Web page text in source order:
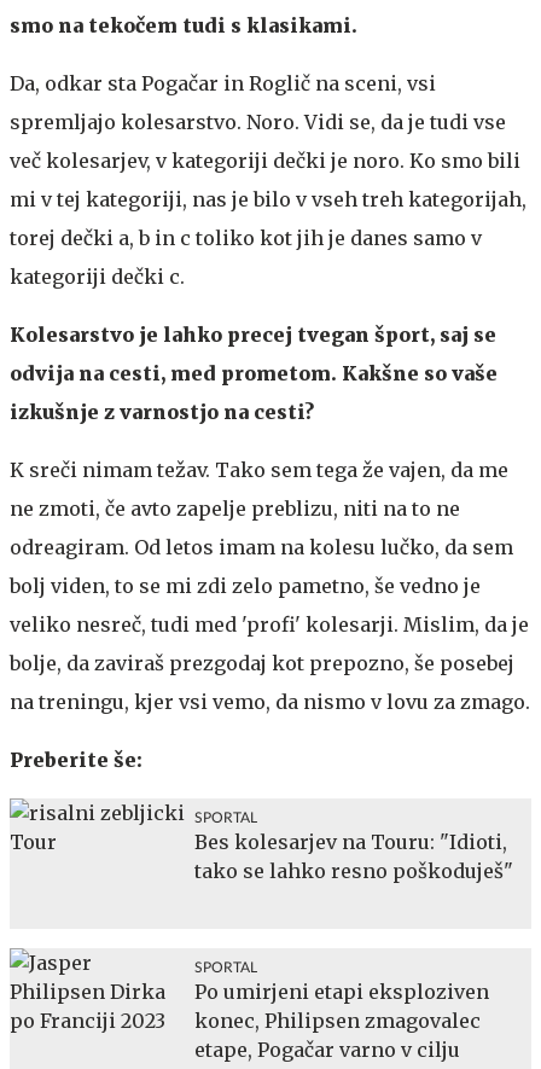
smo na tekočem tudi s klasikami.
Da, odkar sta Pogačar in Roglič na sceni, vsi
spremljajo kolesarstvo. Noro. Vidi se, da je tudi vse
več kolesarjev, v kategoriji dečki je noro. Ko smo bili
mi v tej kategoriji, nas je bilo v vseh treh kategorijah,
torej dečki a, b in c toliko kot jih je danes samo v
kategoriji dečki c.
Kolesarstvo je lahko precej tvegan šport, saj se
odvija na cesti, med prometom. Kakšne so vaše
izkušnje z varnostjo na cesti?
K sreči nimam težav. Tako sem tega že vajen, da me
ne zmoti, če avto zapelje preblizu, niti na to ne
odreagiram. Od letos imam na kolesu lučko, da sem
bolj viden, to se mi zdi zelo pametno, še vedno je
veliko nesreč, tudi med 'profi' kolesarji. Mislim, da je
bolje, da zaviraš prezgodaj kot prepozno, še posebej
na treningu, kjer vsi vemo, da nismo v lovu za zmago.
Preberite še:
SPORTAL
Bes kolesarjev na Touru: "Idioti,
tako se lahko resno poškoduješ"
SPORTAL
Po umirjeni etapi eksploziven
konec, Philipsen zmagovalec
etape, Pogačar varno v cilju